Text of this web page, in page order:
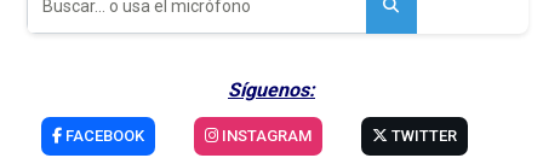
Síguenos:
FACEBOOK INSTAGRAM TWITTER